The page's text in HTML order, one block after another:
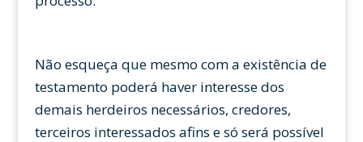
Não esqueça que mesmo com a existência de
testamento poderá haver interesse dos
demais herdeiros necessários, credores,
terceiros interessados afins e só será possível